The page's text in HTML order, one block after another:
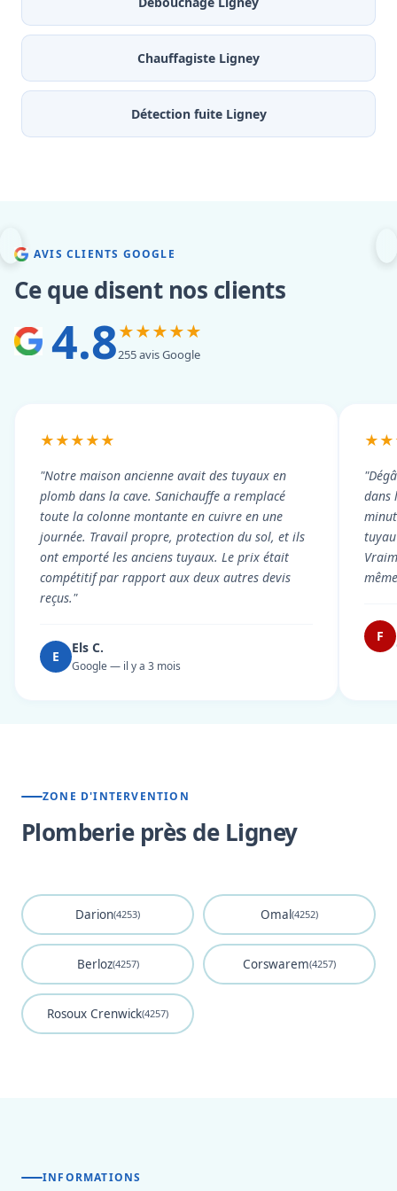
Chauffagiste Ligney
Détection fuite Ligney
AVIS CLIENTS GOOGLE
Ce que disent nos clients
4.8★★★★★
255 avis Google
★★★★★
"Notre maison ancienne avait des tuyaux en
plomb dans la cave. Sanichauffe a remplacé
toute la colonne montante en cuivre en une
journée. Travail propre, protection du sol, et ils
ont emporté les anciens tuyaux. Le prix était
compétitif par rapport aux deux autres devis
reçus."
E
Els C.
Google — il y a 3 mois
dans
F
ZONE D'INTERVENTION
Plomberie près de Ligney
Darion(4253) Omal(4252)
Berloz(4257) Corswarem(4257)
Rosoux Crenwick(4257)
INFORMATIONS